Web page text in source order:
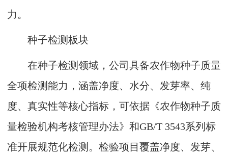
力。
种子检测板块
在种子检测领域，公司具备农作物种子质量
全项检测能力，涵盖净度、水分、发芽率、纯
度、真实性等核心指标，可依据《农作物种子质
量检验机构考核管理办法》和GB/T 3543系列标
准开展规范化检测。检验项目覆盖净度、发芽、